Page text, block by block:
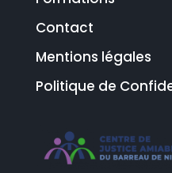
Contact
Mentions légales
Politique de